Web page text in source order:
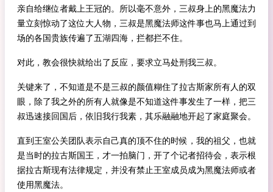
亲自给继位者戴上王冠的。所以毫不意外，三叔身上的黑魔法力
量立刻惊动了这位大人物，三叔是黑魔法师这件事也马上通过到
场的各国贵族传遍了五湖四海，拦都拦不住。
对此，教会很快就给出了反应，要求立马处刑我三叔。
关键来了，不知道是不是三叔的颜值糊住了拉古斯家所有人的双
眼，除了我之外的所有人就像是不知道这件事发生了一样，把三
叔迅速接回国后，依旧我行我素，其乐融融地开起了家庭聚会。
直到王室公关团队表示自己真的顶不住的时候，我的祖父，也就
是当时的拉古斯国王，才一拍脑门，开了个记者招待会，表示根
据拉古斯现有法律规定，并没有禁止王室成员成为黑魔法师或者
使用黑魔法。